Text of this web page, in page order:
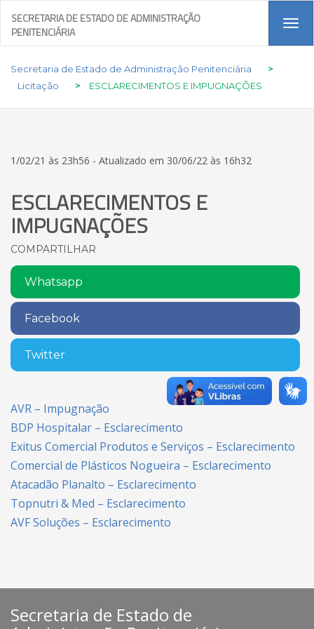
SECRETARIA DE ESTADO DE ADMINISTRAÇÃO
PENITENCIÁRIA
Secretaria de Estado de Administração Penitenciária
>
Licitação
> ESCLARECIMENTOS E IMPUGNAÇÕES
1/02/21 às 23h56 - Atualizado em 30/06/22 às 16h32
ESCLARECIMENTOS E
IMPUGNAÇÕES
COMPARTILHAR
Whatsapp
Facebook
Twitter
AVR – Impugnação
BDP Hospitalar – Esclarecimento
Exitus Comercial Produtos e Serviços – Esclarecimento
Comercial de Plásticos Nogueira – Esclarecimento
Atacadão Planalto – Esclarecimento
Topnutri & Med – Esclarecimento
AVF Soluções – Esclarecimento
Secretaria de Estado de